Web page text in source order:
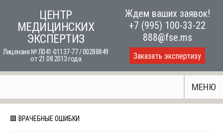
content
ЦЕНТР
МЕДИЦИНСКИХ
ЭКСПЕРТИЗ
Лицензия № Л041-01137-77 / 00288849
от 21.08.2013 года
Ждем ваших заявок!
+7 (995) 100-33-22
888@fse.ms
Заказать экспертизу
МЕНЮ
🟪 ВРАЧЕБНЫЕ ОШИБКИ